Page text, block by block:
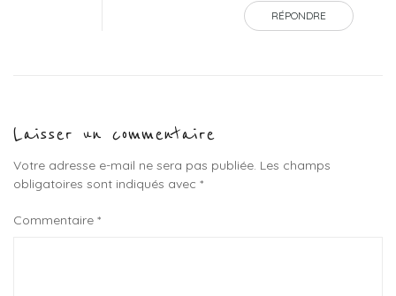
RÉPONDRE
Laisser un commentaire
Votre adresse e-mail ne sera pas publiée. Les champs
obligatoires sont indiqués avec *
Commentaire *